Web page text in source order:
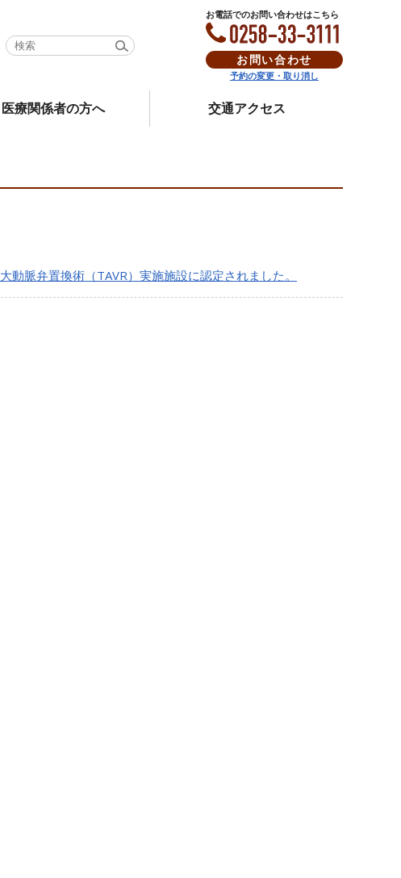
お電話でのお問い合わせはこちら
お問い合わせ
予約の変更・取り消し
医療関係者の方へ 交通アクセス
脈弁置換術（TAVR）実施施設に認定されました。